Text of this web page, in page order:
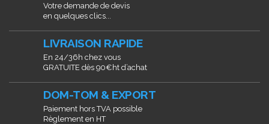
Votre demande de devis
en quelques clics...
LIVRAISON RAPIDE
En 24/36h chez vous
GRATUITE dès 90€ht d’achat
DOM-TOM & EXPORT
Paiement hors TVA possible
Règlement en HT